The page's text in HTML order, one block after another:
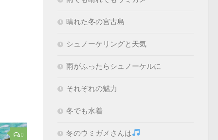
0
晴れた冬の宮古島
シュノーケリングと天気
雨がふったらシュノーケルに
それぞれの魅力
冬でも水着
冬のウミガメさんは